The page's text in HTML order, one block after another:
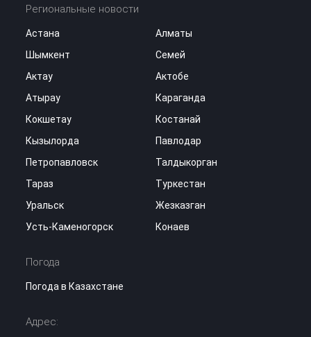
Региональные новости
Астана
Алматы
Шымкент
Семей
Актау
Актобе
Атырау
Караганда
Кокшетау
Костанай
Кызылорда
Павлодар
Петропавловск
Талдыкорган
Тараз
Туркестан
Уральск
Жезказган
Усть-Каменогорск
Конаев
Погода
Погода в Казахстане
Адрес: